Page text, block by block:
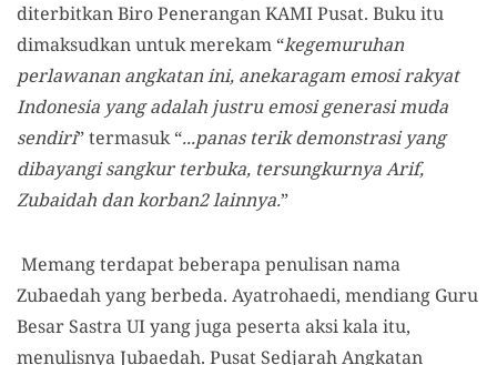
diterbitkan Biro Penerangan KAMI Pusat. Buku itu
dimaksudkan untuk merekam “kegemuruhan
perlawanan angkatan ini, anekaragam emosi rakyat
Indonesia yang adalah justru emosi generasi muda
sendiri” termasuk “...panas terik demonstrasi yang
dibayangi sangkur terbuka, tersungkurnya Arif,
Zubaidah dan korban2 lainnya.”
Memang terdapat beberapa penulisan nama
Zubaedah yang berbeda. Ayatrohaedi, mendiang Guru
Besar Sastra UI yang juga peserta aksi kala itu,
menulisnya Jubaedah. Pusat Sedjarah Angkatan